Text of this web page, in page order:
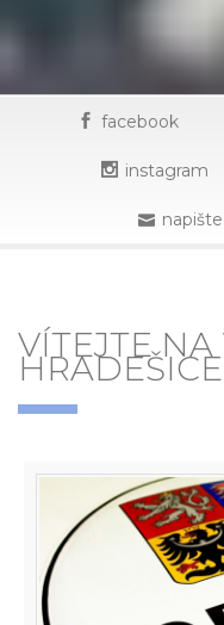
facebook
instagram
VÍTEJTE
HRADEŠICE